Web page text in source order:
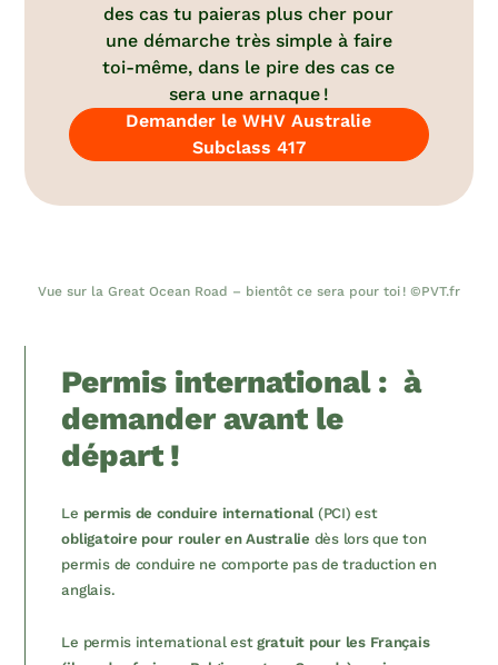
des cas tu paieras plus cher pour
une démarche très simple à faire
toi-même, dans le pire des cas ce
sera une arnaque !
Demander le WHV Australie
Subclass 417
Vue sur la Great Ocean Road – bientôt ce sera pour toi ! ©PVT.fr
Permis international : à
demander avant le
départ !
Le permis de conduire international (PCI) est
obligatoire pour rouler en Australie dès lors que ton
permis de conduire ne comporte pas de traduction en
anglais.
Le permis international est gratuit pour les Français